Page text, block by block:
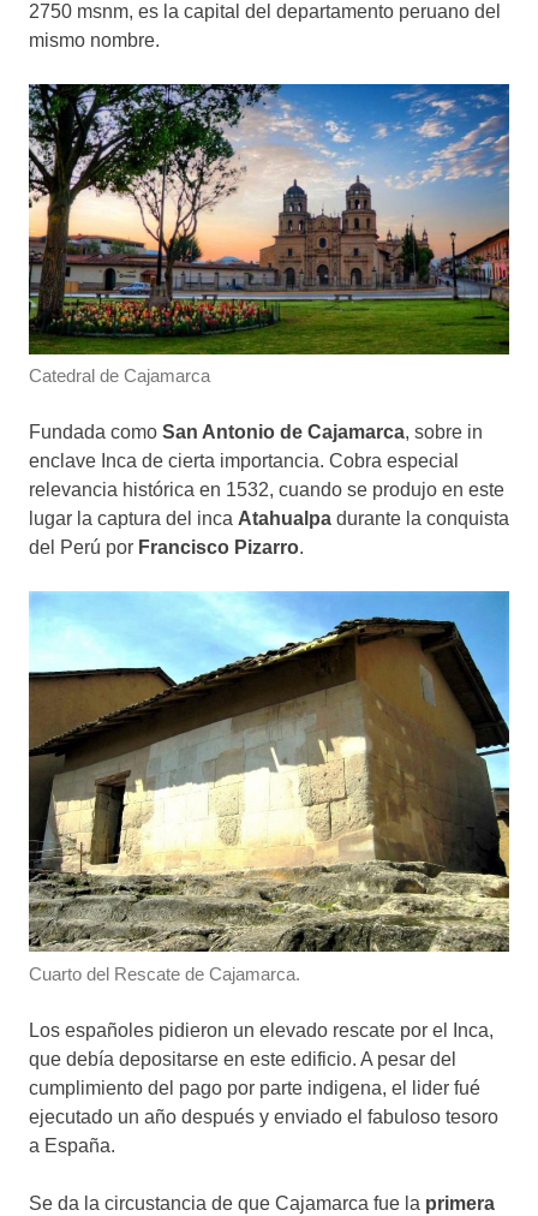
2750 msnm, es la capital del departamento peruano del
mismo nombre.
Catedral de Cajamarca
Fundada como San Antonio de Cajamarca, sobre in
enclave Inca de cierta importancia. Cobra especial
relevancia histórica en 1532, cuando se produjo en este
lugar la captura del inca Atahualpa durante la conquista
del Perú por Francisco Pizarro.
Cuarto del Rescate de Cajamarca.
Los españoles pidieron un elevado rescate por el Inca,
que debía depositarse en este edificio. A pesar del
cumplimiento del pago por parte indigena, el lider fué
ejecutado un año después y enviado el fabuloso tesoro
a España.
Se da la circustancia de que Cajamarca fue la primera